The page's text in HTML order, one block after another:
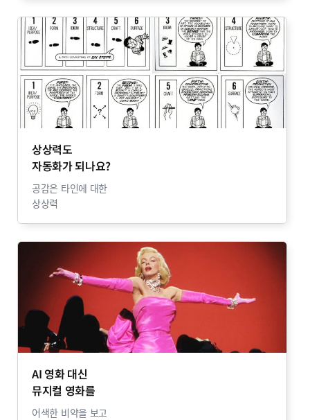
상상력도
자동화가 되나요?
공감은 타인에 대한
상상력
AI 영화 대신
뮤지컬 영화를
어색한 비약을 보고